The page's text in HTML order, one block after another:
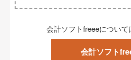
会計ソフトfreeeについて
会計ソフト